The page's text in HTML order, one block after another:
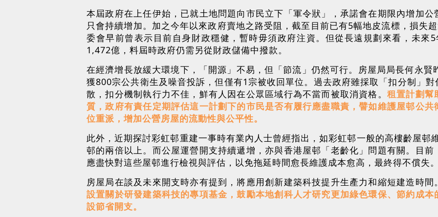
本屆政府在上任伊始，已就土地問題向市民立下「軍令狀」，承諾會在期限內增加
只會持續增加。加之今年以來政府賣地之路受阻，截至目前已有5幅地皮流標，損失
委會早前曾表示目前自身財政穩健，暫時毋須政府注資。但從長遠規劃來看，未來
1,472億，料屆時政府仍需另從財政儲備中撥款。
在經濟增長放緩大環境下，「開源」不易，但「節流」仍然可行。房屋局局長何永
獲800宗公共衛生及噪音投訴，但僅有1宗被收回單位。過去政府雖採取「扣分制」
散，扣分機制執行力不佳，鮮有人因在公眾區域行為不當而被取消資格。 租置計劃幫
質，政府有責任定期評估這一計劃下的市民是否有履行應盡職責，譬如維護屋邨公
位重派，增加公營房屋的流動性與公平性。
此外，近期探討彩虹邨重建一事時有業內人士曾經指出，如彩虹邨一般的高樓齡屋
邨的兩倍以上。而公屋運營開支持續遞增，亦與香港屋邨「老齡化」問題有關。目
應盡快對這些屋邨進行檢視與評估，以免拖延時間愈長維護成本愈高，最終得不償失
房屋局在談及未來開支時亦有提到，將應用創新建築科技提升生產力和縮短建造時間
設置關於研發建築科技的專項基金，鼓勵本地創科人才研究更加綠色環保、節約成
設節省開支。